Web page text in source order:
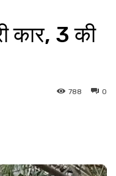
कार, 3 की
0
788